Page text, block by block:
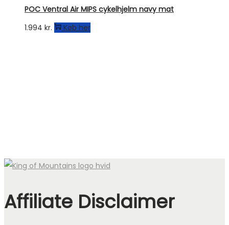
POC Ventral Air MIPS cykelhjelm navy mat
1.994 kr. Køb her
Affiliate Disclaimer